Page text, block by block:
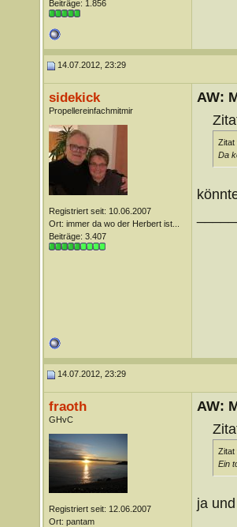
Beiträge: 1.856
14.07.2012, 23:29
sidekick
Propellereinfachmitmir
Registriert seit: 10.06.2007
Ort: immer da wo der Herbert ist...
Beiträge: 3.407
AW:
Zitat
Da
14.07.2012, 23:29
fraoth
GHvC
Registriert seit: 12.06.2007
Ort: pantam
AW:
Zitat
Ein
ja